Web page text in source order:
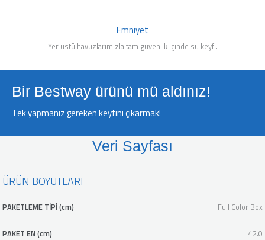
Emniyet
Yer üstü havuzlarımızla tam güvenlik içinde su keyfi.
Bir Bestway ürünü mü aldınız!
Tek yapmanız gereken keyfini çıkarmak!
Veri Sayfası
ÜRÜN BOYUTLARI
PAKETLEME TİPİ (cm) Full Color Box
PAKET EN (cm) 42.0